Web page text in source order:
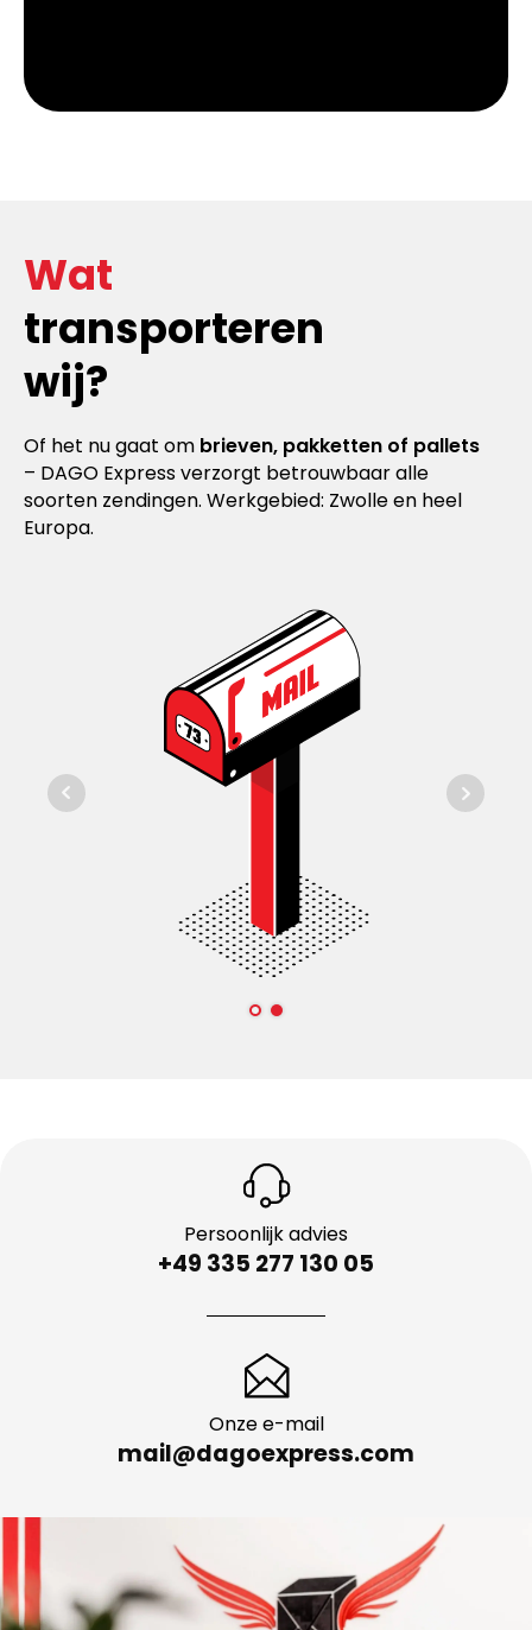
Wat
transporteren
wij?
Of het nu gaat om brieven, pakketten of pallets
– DAGO Express verzorgt betrouwbaar alle
soorten zendingen. Werkgebied: Zwolle en heel
Europa.
Persoonlijk advies
+49 335 277 130 05
Onze e-mail
mail@dagoexpress.com